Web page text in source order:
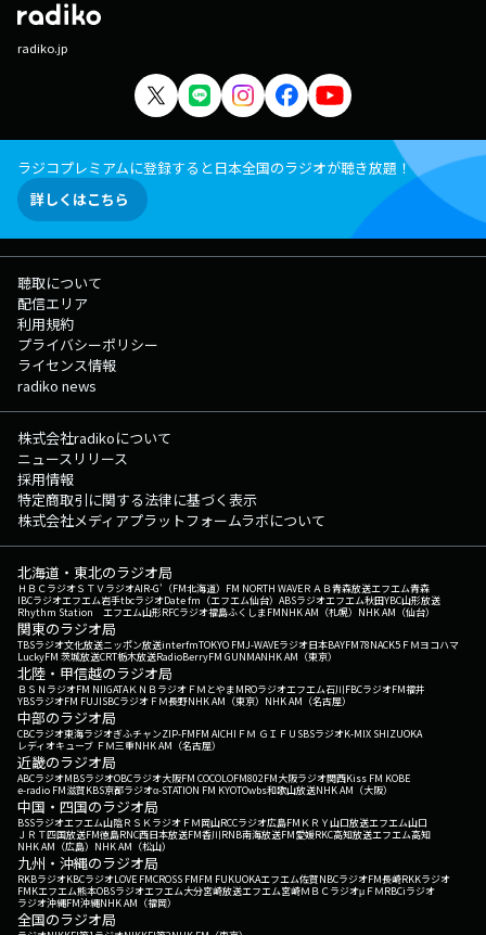
radiko.jp
ラジコプレミアムに登録すると日本全国のラジオが聴き放題！
詳しくはこちら
聴取について
配信エリア
利用規約
プライバシーポリシー
ライセンス情報
radiko news
株式会社radikoについて
ニュースリリース
採用情報
特定商取引に関する法律に基づく表示
株式会社メディアプラットフォームラボについて
北海道・東北のラジオ局
ＨＢＣラジオＳＴＶラジオAIR-G'（FM北海道） FM NORTH WAVEＲＡＢ青森放送エフエム青森
IBCラジオエフエム岩手tbcラジオDate fm（エフエム仙台） ABSラジオエフエム秋田YBC山形放送
Rhythm Station エフエム山形RFCラジオ福島ふくしまFMNHK AM（札幌） NHK AM（仙台）
関東のラジオ局
TBSラジオ文化放送ニッポン放送interfmTOKYO FMJ-WAVEラジオ日本BAYFM78NACK5 ＦＭヨコハマ
LuckyFM 茨城放送CRT栃木放送RadioBerryFM GUNMANHK AM（東京）
北陸・甲信越のラジオ局
ＢＳＮラジオFM NIIGATAＫＮＢラジオ ＦＭとやまMROラジオエフエム石川FBCラジオFM福井
YBSラジオFM FUJISBCラジオ ＦＭ長野NHK AM（東京） NHK AM（名古屋）
中部のラジオ局
CBCラジオ東海ラジオぎふチャンZIP-FMFM AICHI ＦＭ ＧＩＦＵ SBSラジオK-MIX SHIZUOKA
レディオキューブ ＦＭ三重NHK AM（名古屋）
近畿のラジオ局
ABCラジオMBSラジオOBCラジオ大阪FM COCOLOFM802FM大阪ラジオ関西Kiss FM KOBE
e-radio FM滋賀KBS京都ラジオα-STATION FM KYOTOwbs和歌山放送NHK AM（大阪）
中国・四国のラジオ局
BSSラジオエフエム山陰ＲＳＫラジオ ＦＭ岡山RCCラジオ広島FM ＫＲＹ山口放送エフエム山口
ＪＲＴ四国放送FM徳島RNC西日本放送FM香川RNB南海放送FM愛媛RKC高知放送エフエム高知
NHK AM（広島） NHK AM（松山）
九州・沖縄のラジオ局
RKBラジオKBCラジオLOVE FMCROSS FMFM FUKUOKAエフエム佐賀NBCラジオFM長崎RKKラジオ
FMKエフエム熊本OBSラジオエフエム大分宮崎放送エフエム宮崎ＭＢＣラジオμＦＭRBCiラジオ
ラジオ沖縄FM沖縄NHK AM（福岡）
全国のラジオ局